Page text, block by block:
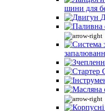
шини для